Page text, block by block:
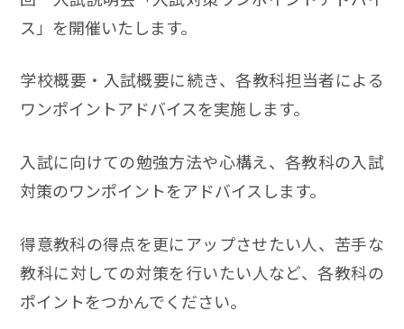
ス」を開催いたします。
学校概要・入試概要に続き、各教科担当者による
ワンポイントアドバイスを実施します。
入試に向けての勉強方法や心構え、各教科の入試
対策のワンポイントをアドバイスします。
得意教科の得点を更にアップさせたい人、苦手な
教科に対しての対策を行いたい人など、各教科の
ポイントをつかんでください。